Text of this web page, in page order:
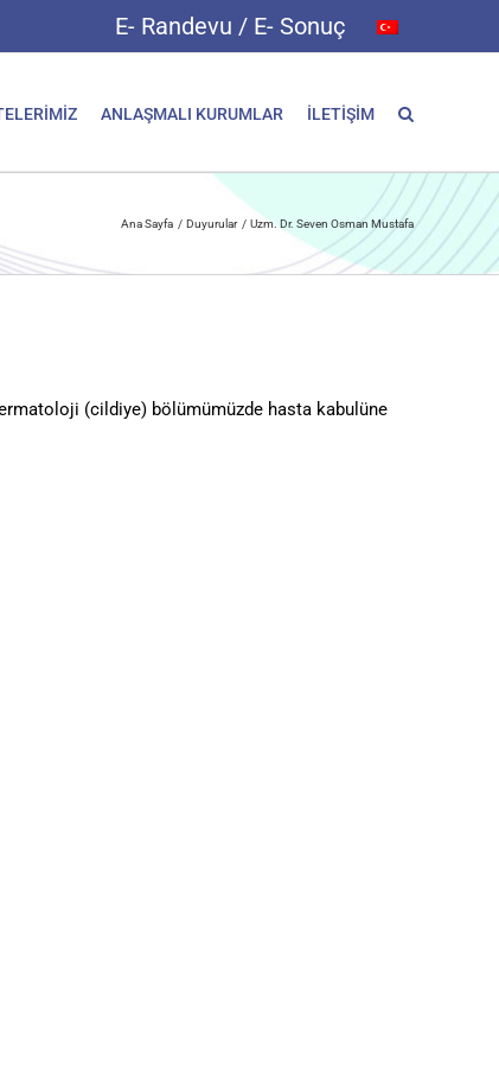
E- Randevu / E- Sonuç
ANLAŞMALI KURUMLAR İLETİŞİM
Ana Sayfa Duyurular Uzm. Dr. Seven Osman Mustafa
(cildiye) bölümümüzde hasta kabulüne